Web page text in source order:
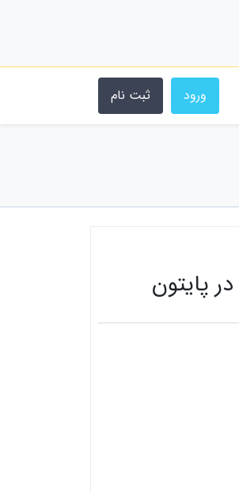
ورود ثبت نام